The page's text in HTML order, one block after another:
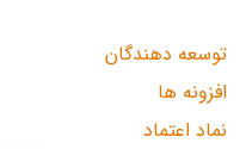
توسعه دهندگان
افزونه ها
نماد اعتماد